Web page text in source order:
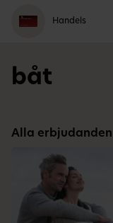
Handels
båt
Alla erbjudanden